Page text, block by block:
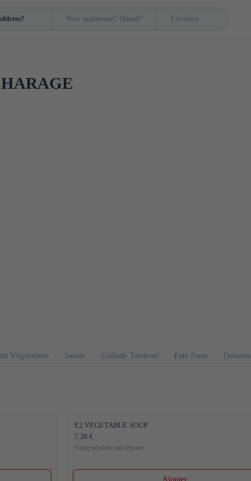
Pour maintenant? Quand? Livraison
Végétariens Salade Grillade Tandoori Pain Naan Desserts
E2 VEGETABLE SOUP
7.20 €
Soupe népalaise aux légumes
Ajouter